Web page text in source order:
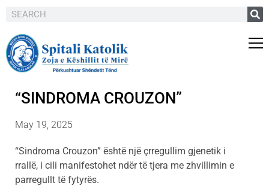
“SINDROMA CROUZON”
May 19, 2025
“Sindroma Crouzon” është një çrregullim gjenetik i
rrallë, i cili manifestohet ndër të tjera me zhvillimin e
parregullt të fytyrës.